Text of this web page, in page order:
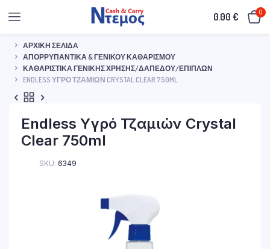
0.00€ 0
ΑΡΧΙΚΉ ΣΕΛΊΔΑ
ΑΠΟΡΡΥΠΑΝΤΙΚΆ & ΓΕΝΙΚΟΎ ΚΑΘΑΡΙΣΜΟΎ
ΚΑΘΑΡΙΣΤΙΚΆ ΓΕΝΙΚΉΣ ΧΡΉΣΗΣ/ΔΑΠΈΔΟΥ/ΕΠΊΠΛΩΝ
ENDLESS ΥΓΡΌ ΤΖΑΜΙΏΝ CRYSTAL CLEAR 750ML
Endless Υγρό Τζαμιών Crystal
Clear 750ml
SKU: 6349